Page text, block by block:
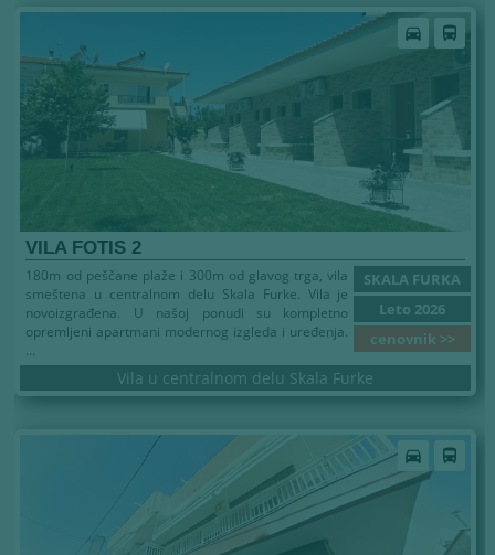
directions_car directions_bus
VILA FOTIS 2
SKALA FURKA
Leto 2026
cenovnik >>
180m od peščane plaže i 300m od glavog trga, vila
smeštena u centralnom delu Skala Furke. Vila je
novoizgrađena. U našoj ponudi su kompletno
opremljeni apartmani modernog izgleda i uređenja.
...
Vila u centralnom delu Skala Furke
directions_car directions_bus